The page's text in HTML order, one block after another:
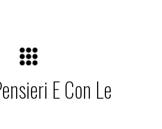
E Con Le